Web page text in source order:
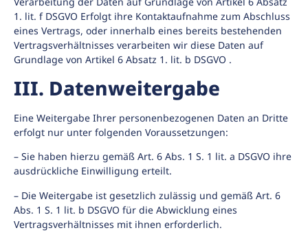
1. lit. f DSGVO Erfolgt ihre Kontaktaufnahme zum Abschluss
eines Vertrags, oder innerhalb eines bereits bestehenden
Vertragsverhältnisses verarbeiten wir diese Daten auf
Grundlage von Artikel 6 Absatz 1. lit. b DSGVO .
III. Datenweitergabe
Eine Weitergabe Ihrer personenbezogenen Daten an Dritte
erfolgt nur unter folgenden Voraussetzungen:
– Sie haben hierzu gemäß Art. 6 Abs. 1 S. 1 lit. a DSGVO ihre
ausdrückliche Einwilligung erteilt.
– Die Weitergabe ist gesetzlich zulässig und gemäß Art. 6
Abs. 1 S. 1 lit. b DSGVO für die Abwicklung eines
Vertragsverhältnisses mit ihnen erforderlich.